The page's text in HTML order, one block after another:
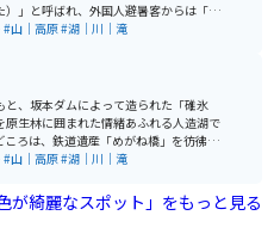
ます。家族連れや観光客に親しまれる、
ほどの高原なので、
。駐車場は無料で利用できますし、入
せん。
）」と呼ばれ、外国人避暑客からは「Sw
湖）」とも称されていました。池の周
と、一年を通して異なる風景を堪能で
紅葉は見事で、水面に映る赤や黄色の
真スポットとしても人気です。
#山｜高原#湖｜川｜滝
と、坂本ダムによって造られた「碓氷
原生林に囲まれた情緒あふれる人造湖で
ころは、鉄道遺産「めがね橋」を彷彿と
の「夢のせ橋」。湖畔を彩る四季折々
美しさです。 湖の周囲は約1.2k
が整備されており、大人から子供まで2
#山｜高原#湖｜川｜滝
が綺麗なスポット」をもっと見る